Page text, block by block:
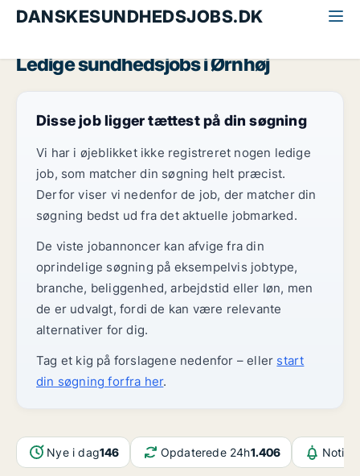
DANSKESUNDHEDSJOBS.DK
Ledige sundhedsjobs i Ørnhøj
Disse job ligger tættest på din søgning
Vi har i øjeblikket ikke registreret nogen ledige
job, som matcher din søgning helt præcist.
Derfor viser vi nedenfor de job, der matcher din
søgning bedst ud fra det aktuelle jobmarked.
De viste jobannoncer kan afvige fra din
oprindelige søgning på eksempelvis jobtype,
branche, beliggenhed, arbejdstid eller løn, men
de er udvalgt, fordi de kan være relevante
alternativer for dig.
Tag et kig på forslagene nedenfor – eller start
din søgning forfra her.
Nye i dag146 Opdaterede 24h1.406